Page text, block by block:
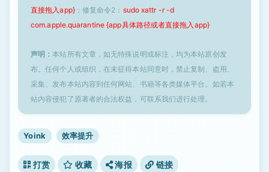
直接拖入app}；修复命令2： sudo xattr -r -d
com.apple.quarantine {app具体路径或者直接拖入app}
声明：本站所有文章，如无特殊说明或标注，均为本站原创发
布。任何个人或组织，在未征得本站同意时，禁止复制、盗用、
采集、发布本站内容到任何网站、书籍等各类媒体平台。如若本
站内容侵犯了原著者的合法权益，可联系我们进行处理。
Yoink 效率提升
打赏 收藏 海报 链接